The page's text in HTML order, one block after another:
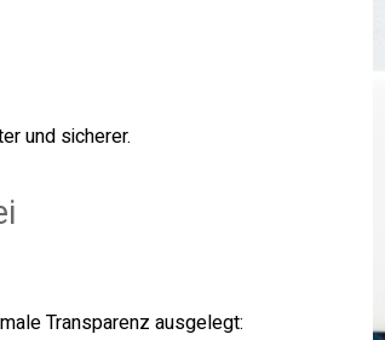
und sicherer.
Transparenz ausgelegt: